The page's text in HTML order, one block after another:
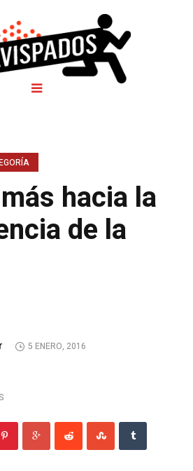
hacia la
de la
5 ENERO, 2016